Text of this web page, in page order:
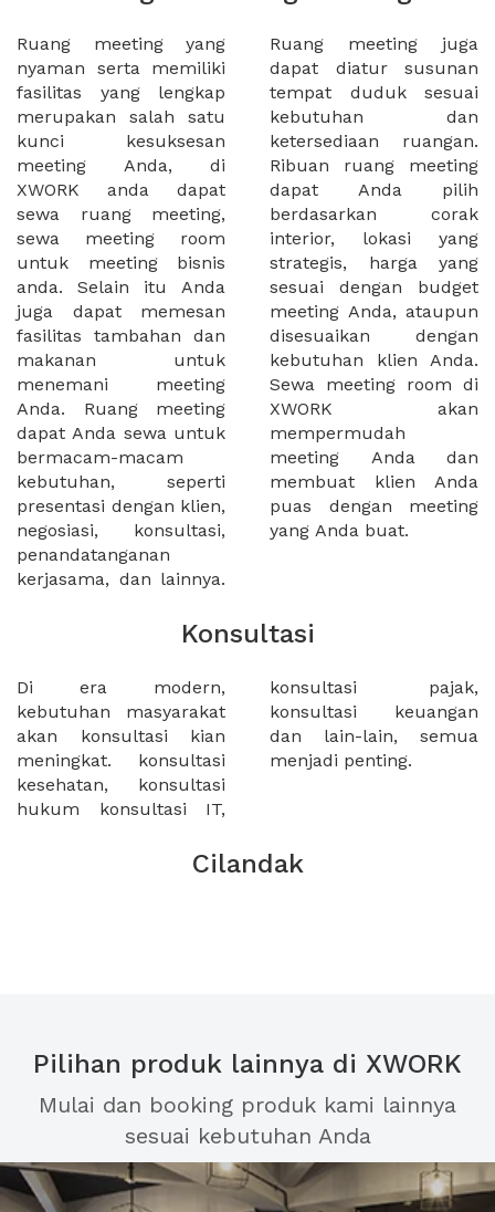
Ruang meeting yang
nyaman serta memiliki
fasilitas yang lengkap
merupakan salah satu
kunci kesuksesan
meeting Anda, di
XWORK anda dapat
sewa ruang meeting,
sewa meeting room
untuk meeting bisnis
anda. Selain itu Anda
juga dapat memesan
fasilitas tambahan dan
makanan untuk
menemani meeting
Anda. Ruang meeting
dapat Anda sewa untuk
bermacam-macam
kebutuhan, seperti
presentasi dengan klien,
negosiasi, konsultasi,
penandatanganan
kerjasama, dan lainnya.
Ruang meeting juga
dapat diatur susunan
tempat duduk sesuai
kebutuhan dan
ketersediaan ruangan.
Ribuan ruang meeting
dapat Anda pilih
berdasarkan corak
interior, lokasi yang
strategis, harga yang
sesuai dengan budget
meeting Anda, ataupun
disesuaikan dengan
kebutuhan klien Anda.
Sewa meeting room di
XWORK akan
mempermudah
meeting Anda dan
membuat klien Anda
puas dengan meeting
yang Anda buat.
Konsultasi
Di era modern,
kebutuhan masyarakat
akan konsultasi kian
meningkat. konsultasi
kesehatan, konsultasi
hukum konsultasi IT,
konsultasi pajak,
konsultasi keuangan
dan lain-lain, semua
menjadi penting.
Cilandak
Pilihan produk lainnya di XWORK
Mulai dan booking produk kami lainnya
sesuai kebutuhan Anda